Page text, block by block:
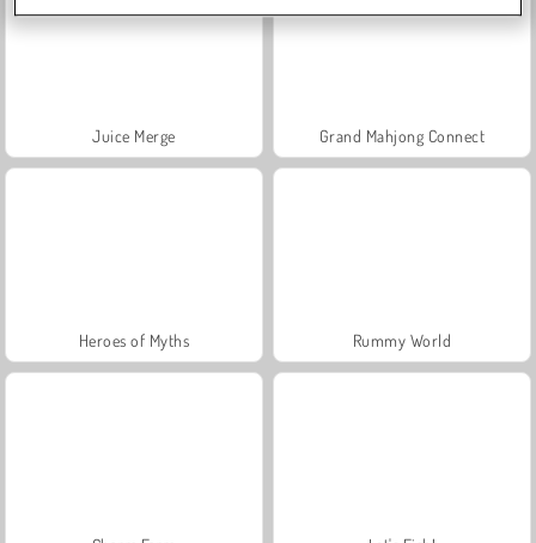
Juice Merge Grand Mahjong Connect
Heroes of Myths Rummy World